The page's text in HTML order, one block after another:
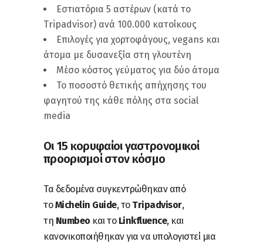
Εστιατόρια 5 αστέρων (κατά το
Tripadvisor) ανά 100.000 κατοίκους
Επιλογές για χορτοφάγους, vegans και
άτομα με δυσανεξία στη γλουτένη
Μέσο κόστος γεύματος για δύο άτομα
Το ποσοστό θετικής απήχησης του
φαγητού της κάθε πόλης στα social
media
Οι 15 κορυφαίοι γαστρονομικοί
προορισμοί στον κόσμο
Τα δεδομένα συγκεντρώθηκαν από
τοMichelin Guide, το Tripadvisor,
τη Numbeo και το Linkfluence, και
κανονικοποιήθηκαν για να υπολογιστεί μια